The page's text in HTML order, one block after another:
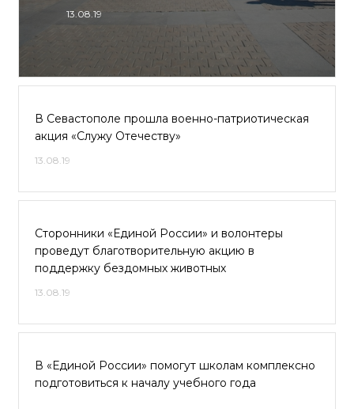
13.08.19
В Севастополе прошла военно-патриотическая
акция «Служу Отечеству»
13.08.19
Сторонники «Единой России» и волонтеры
проведут благотворительную акцию в
поддержку бездомных животных
13.08.19
В «Единой России» помогут школам комплексно
подготовиться к началу учебного года